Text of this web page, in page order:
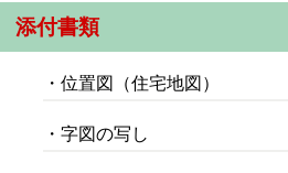
添付書類
・位置図（住宅地図）
・字図の写し